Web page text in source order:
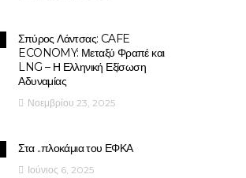
Σπύρος Λάντσας: CAFE
ECONOMY: Μεταξύ Φραπέ και
LNG – Η Ελληνική Εξίσωση
Αδυναμίας
Νοεμβρίου 23, 2025
Στα ..πλοκάμια του ΕΦΚΑ
Ιούνιος 6, 2025